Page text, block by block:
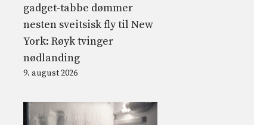
gadget-tabbe dømmer
nesten sveitsisk fly til New
York: Røyk tvinger
nødlanding
9. august 2026